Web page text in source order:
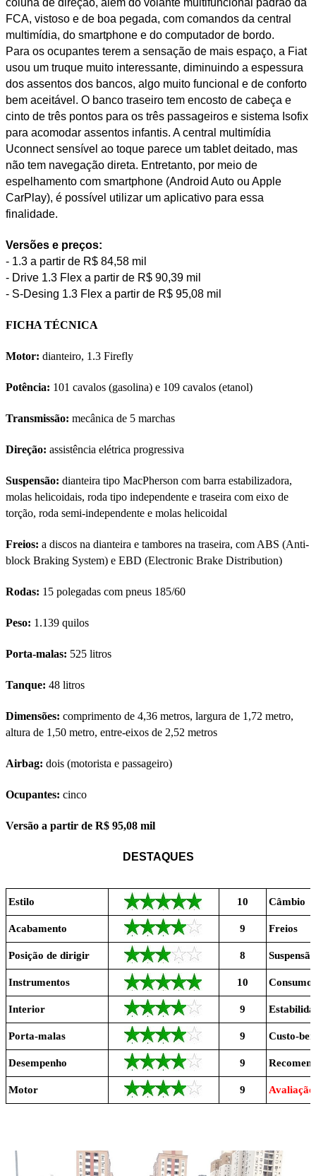
coluna de direção, além do volante multifuncional padrão da
FCA, vistoso e de boa pegada, com comandos da central
multimídia, do smartphone e do computador de bordo.
Para os ocupantes terem a sensação de mais espaço, a Fiat
usou um truque muito interessante, diminuindo a espessura
dos assentos dos bancos, algo muito funcional e de conforto
bem aceitável. O banco traseiro tem encosto de cabeça e
cinto de três pontos para os três passageiros e sistema Isofix
para acomodar assentos infantis. A central multimídia
Uconnect sensível ao toque parece um tablet deitado, mas
não tem navegação direta. Entretanto, por meio de
espelhamento com smartphone (Android Auto ou Apple
CarPlay), é possível utilizar um aplicativo para essa
finalidade.
Versões e preços:
- 1.3 a partir de R$ 84,58 mil
- Drive 1.3 Flex a partir de R$ 90,39 mil
- S-Desing 1.3 Flex a partir de R$ 95,08 mil
FICHA TÉCNICA
Motor: dianteiro, 1.3 Firefly
Potência: 101 cavalos (gasolina) e 109 cavalos (etanol)
Transmissão: mecânica de 5 marchas
Direção: assistência elétrica progressiva
Suspensão: dianteira tipo MacPherson com barra estabilizadora,
molas helicoidais, roda tipo independente e traseira com eixo de
torção, roda semi-independente e molas helicoidal
Freios: a discos na dianteira e tambores na traseira, com ABS (Anti-
block Braking System) e EBD (Electronic Brake Distribution)
Rodas: 15 polegadas com pneus 185/60
Peso: 1.139 quilos
Porta-malas: 525 litros
Tanque: 48 litros
Dimensões: comprimento de 4,36 metros, largura de 1,72 metro,
altura de 1,50 metro, entre-eixos de 2,52 metros
Airbag: dois (motorista e passageiro)
Ocupantes: cinco
Versão a partir de R$ 95,08 mil
DESTAQUES
Estilo 10 Câmbio
Acabamento 9 Freios
Posição de dirigir 8 Suspensão
Instrumentos 10 Consumo
Interior 9
Porta-malas 9 Custo-
Desempenho 9
Motor 9